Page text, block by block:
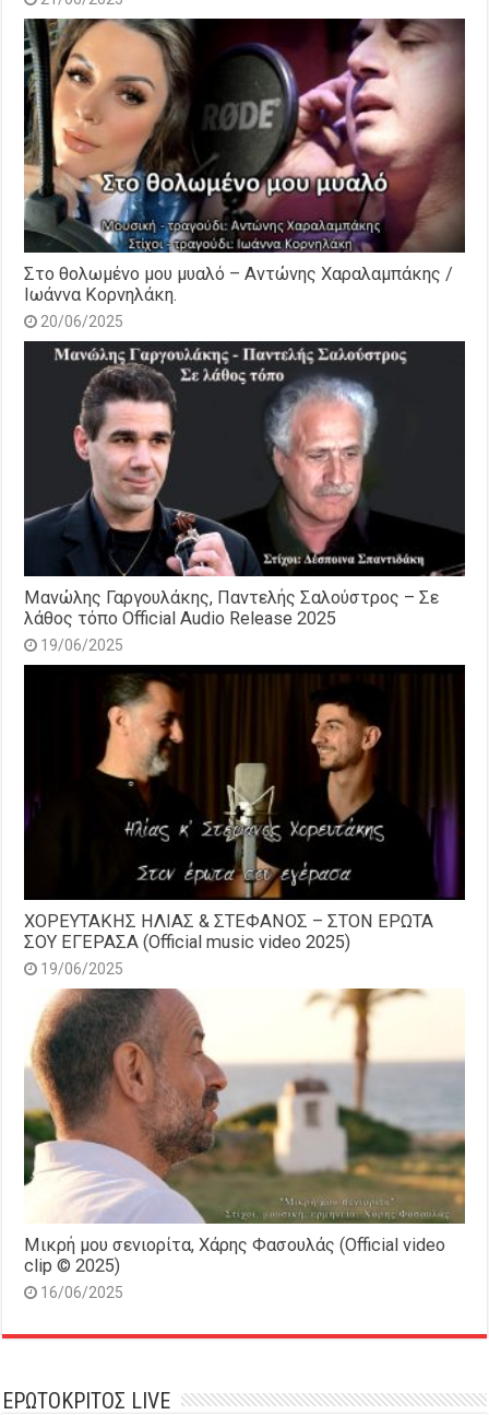
Στο θολωμένο μου μυαλό – Αντώνης Χαραλαμπάκης /
Ιωάννα Κορνηλάκη.
20/06/2025
Μανώλης Γαργουλάκης, Παντελής Σαλούστρος – Σε
λάθος τόπο Official Audio Release 2025
19/06/2025
ΧΟΡΕΥΤΑΚΗΣ ΗΛΙΑΣ & ΣΤΕΦΑΝΟΣ – ΣΤΟΝ ΕΡΩΤΑ
ΣΟΥ ΕΓΕΡΑΣΑ (Official music video 2025)
19/06/2025
Μικρή μου σενιορίτα, Χάρης Φασουλάς (Official video
clip © 2025)
16/06/2025
ΕΡΩΤΟΚΡΙΤΟΣ LIVE